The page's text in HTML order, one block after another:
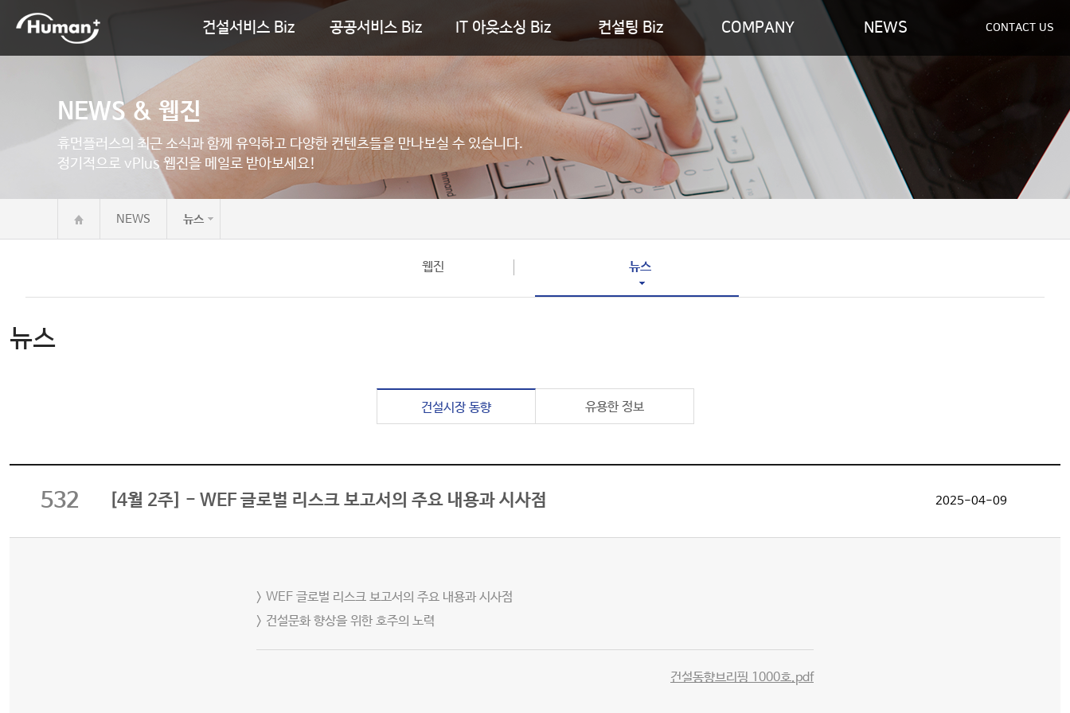
건설서비스 Biz 공공서비스 Biz IT 아웃소싱 Biz 컨설팅 Biz COMPANY NEWS CONTACT US
NEWS & 웹진
휴먼플러스의 최근 소식과 함께 유익하고 다양한 컨텐츠들을 만나보실 수 있습니다.
정기적으로 vPlus 웹진을 메일로 받아보세요!
NEWS 뉴스
웹진 뉴스
뉴스
건설시장 동향 유용한 정보
532 [4월 2주] - WEF 글로벌 리스크 보고서의 주요 내용과 시사점 2025-04-09
> WEF 글로벌 리스크 보고서의 주요 내용과 시사점
> 건설문화 향상을 위한 호주의 노력
건설동향브리핑 1000호.pdf